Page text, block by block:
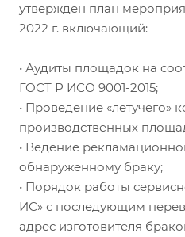
утвержден план
2022 г. включающий:
• Аудиты площадок на
ГОСТ Р ИСО 9001-2015;
• Проведение «летучего»
производственных
• Ведение
обнаруженному браку;
• Порядок работы
ИС» с последующим
адрес изготовителя